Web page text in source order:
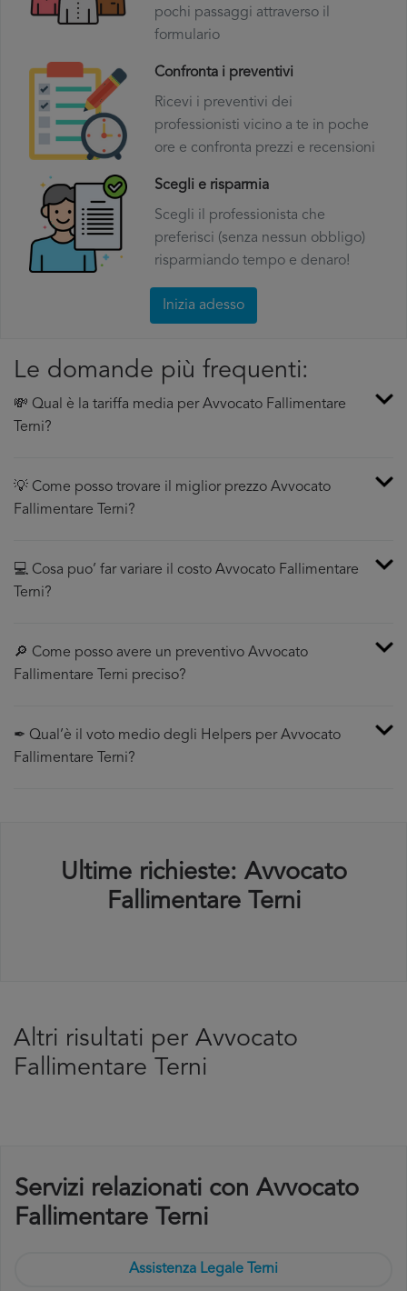
pochi passaggi attraverso il
formulario
Confronta i preventivi
Ricevi i preventivi dei
professionisti vicino a te in poche
ore e confronta prezzi e recensioni
Scegli e risparmia
Scegli il professionista che
preferisci (senza nessun obbligo)
risparmiando tempo e denaro!
Inizia adesso
Le domande più frequenti:
💸 Qual è la tariffa media per Avvocato Fallimentare
Terni?
💡 Come posso trovare il miglior prezzo Avvocato
Fallimentare Terni?
💻 Cosa puo’ far variare il costo Avvocato Fallimentare
Terni?
🔎 Come posso avere un preventivo Avvocato
Fallimentare Terni preciso?
✒ Qual’è il voto medio degli Helpers per Avvocato
Fallimentare Terni?
Ultime richieste: Avvocato
Fallimentare Terni
Altri risultati per Avvocato
Fallimentare Terni
Servizi relazionati con Avvocato
Fallimentare Terni
Assistenza Legale Terni